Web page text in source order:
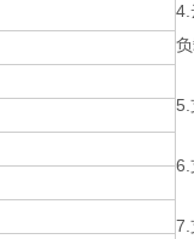
4.
负
5.
6.
7.